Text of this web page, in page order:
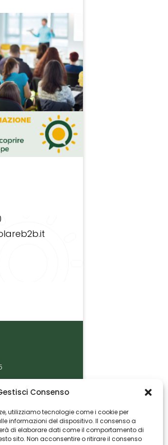
Consenso
utilizziamo tecnologie come i cookie per
informazioni del dispositivo. Il consenso a
di elaborare dati come il comportamento di
sito. Non acconsentire o ritirare il consenso